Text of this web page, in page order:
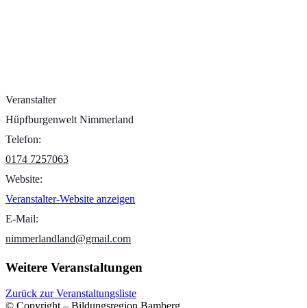
Veranstalter
Hüpfburgenwelt Nimmerland
Telefon:
0174 7257063
Website:
Veranstalter-Website anzeigen
E-Mail:
nimmerlandland@gmail.com
Weitere Veranstaltungen
Zurück zur Veranstaltungsliste